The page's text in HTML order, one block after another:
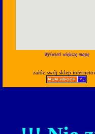
Wyświetl większą mapę
załóż swój sklep